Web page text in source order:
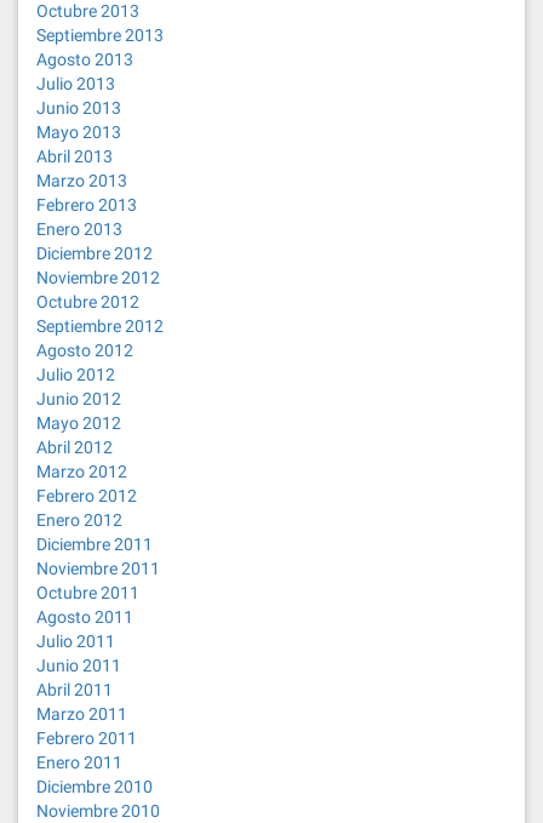
Octubre 2013
Septiembre 2013
Agosto 2013
Julio 2013
Junio 2013
Mayo 2013
Abril 2013
Marzo 2013
Febrero 2013
Enero 2013
Diciembre 2012
Noviembre 2012
Octubre 2012
Septiembre 2012
Agosto 2012
Julio 2012
Junio 2012
Mayo 2012
Abril 2012
Marzo 2012
Febrero 2012
Enero 2012
Diciembre 2011
Noviembre 2011
Octubre 2011
Agosto 2011
Julio 2011
Junio 2011
Abril 2011
Marzo 2011
Febrero 2011
Enero 2011
Diciembre 2010
Noviembre 2010